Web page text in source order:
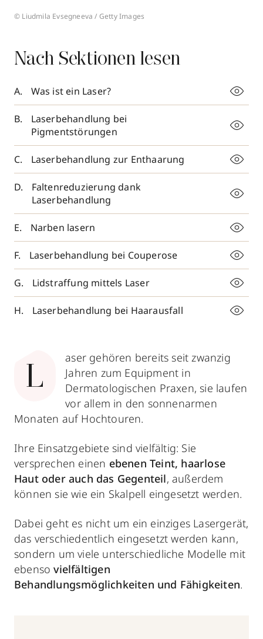
© Liudmila Evsegneeva / Getty Images
Nach Sektionen lesen
Was ist ein Laser?
Laserbehandlung bei
Pigmentstörungen
Laserbehandlung zur Enthaarung
Faltenreduzierung dank
Laserbehandlung
Narben lasern
Laserbehandlung bei Couperose
Lidstraffung mittels Laser
Laserbehandlung bei Haarausfall
L
aser gehören bereits seit zwanzig
Jahren zum Equipment in
Dermatologischen Praxen, sie laufen
vor allem in den sonnenarmen
Monaten auf Hochtouren.
Ihre Einsatzgebiete sind vielfältig: Sie
versprechen einen ebenen Teint, haarlose
Haut oder auch das Gegenteil, außerdem
können sie wie ein Skalpell eingesetzt werden.
Dabei geht es nicht um ein einziges Lasergerät,
das verschiedentlich eingesetzt werden kann,
sondern um viele unterschiedliche Modelle mit
ebensovielfältigen
Behandlungsmöglichkeiten und Fähigkeiten.